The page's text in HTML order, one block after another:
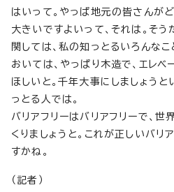
はいって。やっぱ地元の皆さんが
大きいですよいって、それは。そう
関しては、私の知っとるいろんな
おいては、やっぱり木造で、エレ
ほしいと。千年大事にしましょう
っとる人では。
バリアフリーはバリアフリーで、世
くりましょうと。これが正しいバリ
すかね。
（記者）